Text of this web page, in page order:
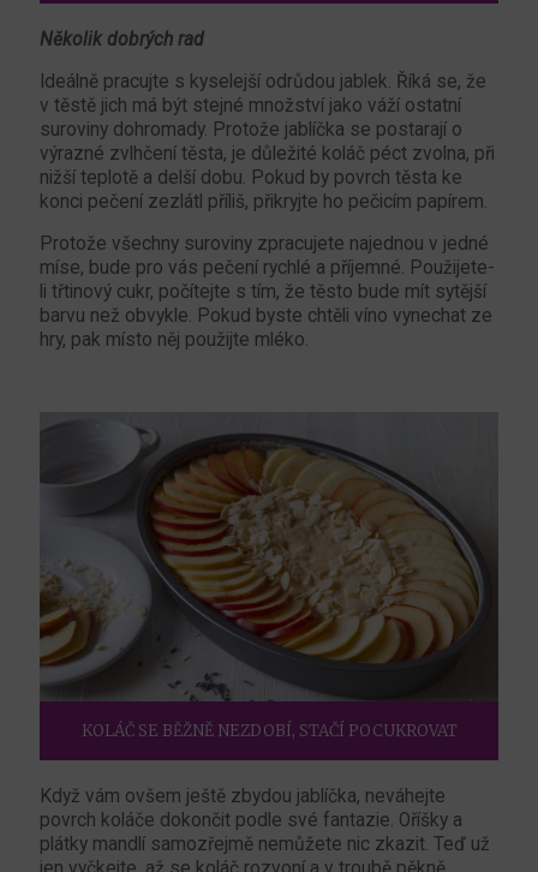
Několik dobrých rad
Ideálně pracujte s kyselejší odrůdou jablek. Říká se, že
v těstě jich má být stejné množství jako váží ostatní
suroviny dohromady. Protože jablíčka se postarají o
výrazné zvlhčení těsta, je důležité koláč péct zvolna, při
nižší teplotě a delší dobu. Pokud by povrch těsta ke
konci pečení zezlátl příliš, přikryjte ho pečicím papírem.
Protože všechny suroviny zpracujete najednou v jedné
míse, bude pro vás pečení rychlé a příjemné. Použijete-
li třtinový cukr, počítejte s tím, že těsto bude mít sytější
barvu než obvykle. Pokud byste chtěli víno vynechat ze
hry, pak místo něj použijte mléko.
KOLÁČ SE BĚŽNĚ NEZDOBÍ, STAČÍ POCUKROVAT
Když vám ovšem ještě zbydou jablíčka, neváhejte
povrch koláče dokončit podle své fantazie. Oříšky a
plátky mandlí samozřejmě nemůžete nic zkazit. Teď už